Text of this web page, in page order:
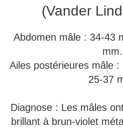
(Vander
Abdomen mâle : 34-43
mm.
Ailes postérieures mâle
25-37
Diagnose : Les mâles
brillant à brun-violet